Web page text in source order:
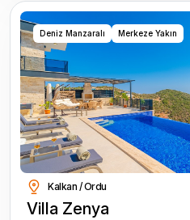
Deniz Manzaralı Merkeze Yakın
Kalkan / Ordu
Villa Zenya